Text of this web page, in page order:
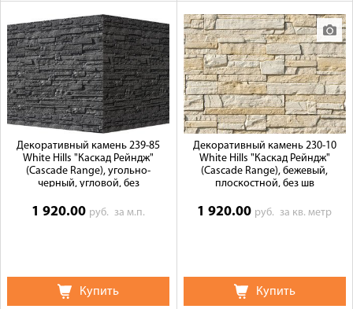
Декоративный камень 239-85
White Hills "Каскад Рейндж"
(Cascade Range), угольно-
черный, угловой, без
1 920.00 руб.за м.п.
Купить
Декоративный камень 230-10
White Hills "Каскад Рейндж"
(Cascade Range), бежевый,
плоскостной, без шв
1 920.00 руб.за кв. метр
Купить